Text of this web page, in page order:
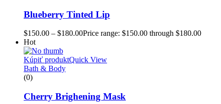
Blueberry Tinted Lip
$150.00 – $180.00Price range: $150.00 through $180.00
Hot
Kúpiť produktQuick View
Bath & Body
(0)
Cherry Brighening Mask